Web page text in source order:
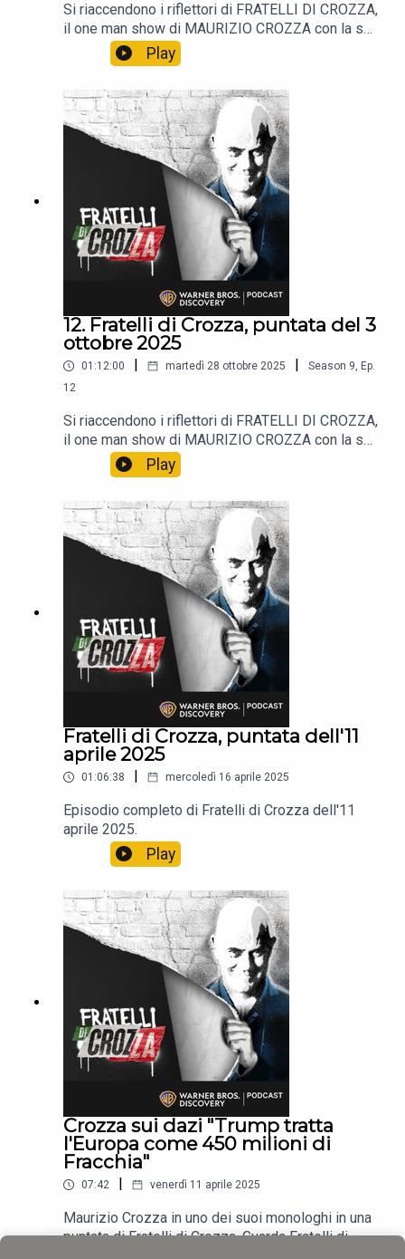
Si riaccendono i riflettori di FRATELLI DI CROZZA,
il one man show di MAURIZIO CROZZA con la sua
immancabile satira.📺 Non perdere i nuovi episodi
tutti i venerdì alle 21:40 solo sul Nove e in
streaming su Discovery +.
Play
12. Fratelli di Crozza, puntata del 3
ottobre 2025
01:12:00 | martedì 28 ottobre 2025 | Season 9, Ep.
12
Si riaccendono i riflettori di FRATELLI DI CROZZA,
il one man show di MAURIZIO CROZZA con la sua
immancabile satira.📺 Non perdere i nuovi episodi
tutti i venerdì alle 21:40 solo sul Nove e in
streaming su Discovery +.
Play
Fratelli di Crozza, puntata dell'11
aprile 2025
01:06:38 mercoledì 16 aprile 2025
Episodio completo di Fratelli di Crozza dell'11
aprile 2025.
Play
Crozza sui dazi "Trump tratta
l'Europa come 450 milioni di
Fracchia"
07:42 venerdì 11 aprile 2025
Maurizio Crozza in uno dei suoi monologhi in una
puntata di Fratelli di Crozza. Guarda Fratelli di